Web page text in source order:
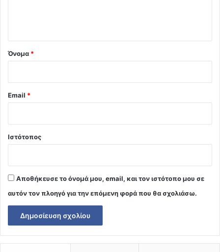
Όνομα *
Email *
Ιστότοπος
Αποθήκευσε το όνομά μου, email, και τον ιστότοπο μου σε
αυτόν τον πλοηγό για την επόμενη φορά που θα σχολιάσω.